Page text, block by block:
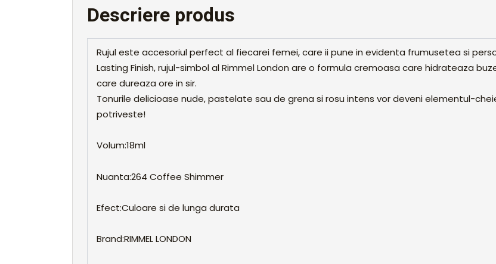
Descriere produs
Rujul este accesoriul perfect al fiecarei femei, care ii pune in evidenta frumusetea si
Lasting Finish, rujul-simbol al Rimmel London are o formula cremoasa care hidrateaza
care dureaza ore in sir.
Tonurile delicioase nude, pastelate sau de grena si rosu intens vor deveni elementul-
potriveste!
Volum:18ml
Nuanta:264 Coffee Shimmer
Efect:Culoare si de lunga durata
Brand:RIMMEL LONDON